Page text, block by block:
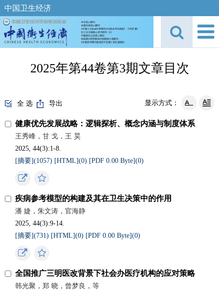
中国卫生经济
2025年第44卷第3期文章目次
全 选 导出 显示方式：
健康优先发展战略：逻辑探析、概念内涵与制度体系
王秀峰，甘 戈，王 昊
2025, 44(3):1-8.
[摘要](1057) [HTML](0) [PDF 0.00 Byte](0)
疾病参考模型的构建及其在卫生决策中的作用
潘 婕，朱文涛，官海静
2025, 44(3):9-14.
[摘要](731) [HTML](0) [PDF 0.00 Byte](0)
全国推广三明医改背景下社会办医疗机构的应对策略
韩光聚，郑 晓，曾梦良，等